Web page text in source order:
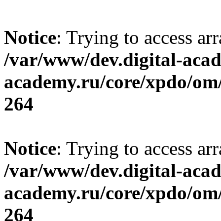
Notice: Trying to access
/var/www/dev.digital-
academy.ru/core/xpdo/
264
Notice: Trying to access
/var/www/dev.digital-
academy.ru/core/xpdo/
264